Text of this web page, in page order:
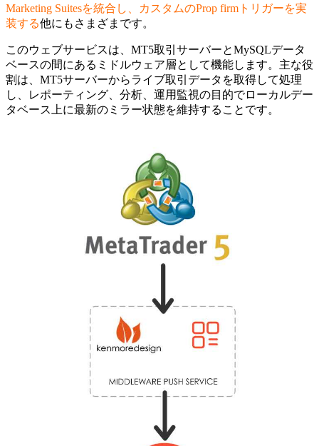
Marketing Suitesを統合し、カスタムのProp firmトリガーを実
装する他にもさまざまです。
このウェブサービスは、MT5取引サーバーとMySQLデータ
ベースの間にあるミドルウェア層として機能します。主な役
割は、MT5サーバーからライブ取引データを取得して処理
し、レポーティング、分析、運用監視の目的でローカルデー
タベース上に最新のミラー状態を維持することです。